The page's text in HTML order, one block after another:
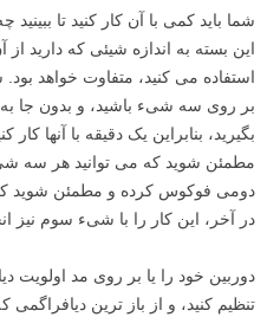
شما باید کمی با آن کار کنید تا
این بسته به اندازه شیئی که دارید
استفاده می کنید، متفاوت خواهد
بر روی سه شیء باشید، و بدون جا به
بگیرید، بنابراین یک دقیقه با آنها
مطمئن شوید که می توانید هر سه
دومی فوکوس کرده و مطمئن شوید که
در آخر، این کار را با شیء سوم نیز